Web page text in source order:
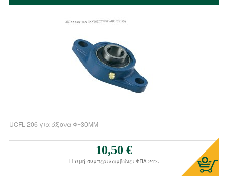
UCFL 206 για άξονα Φ=30ΜΜ
10,50 €
Η τιμή συμπεριλαμβάνει ΦΠΑ 24%